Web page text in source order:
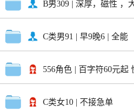
B男309 | 深厚，磁性 ，
C类男91 | 早9晚6 | 全能
556角色 | 百字符60元起
C类女10 | 不接急单